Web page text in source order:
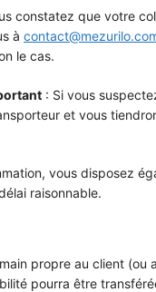
constatez que votre
à
le cas.
: Si vous
et vous
vous disposez
raisonnable.
propre au client
pourra être